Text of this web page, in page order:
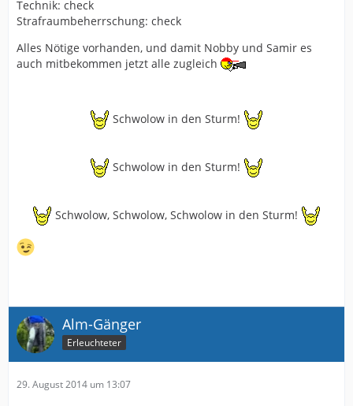
Technik: check
Strafraumbeherrschung: check
Alles Nötige vorhanden, und damit Nobby und Samir es
auch mitbekommen jetzt alle zugleich
Schwolow in den Sturm!
Schwolow in den Sturm!
Schwolow, Schwolow, Schwolow in den Sturm!
Alm-Gänger
Erleuchteter
29. August 2014 um 13:07